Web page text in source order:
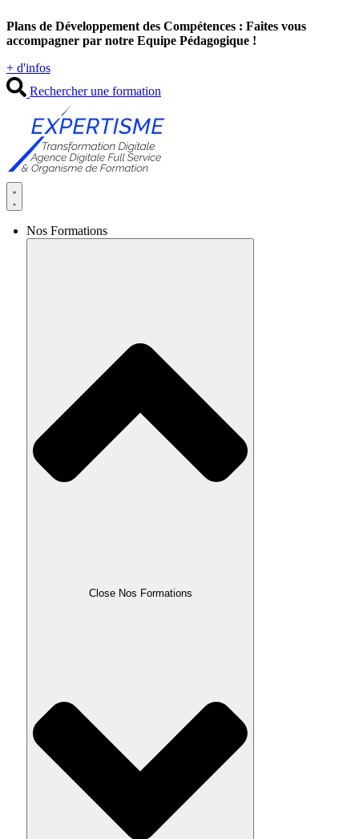
au
contenu
Plans de Développement des Compétences : Faites vous
accompagner par notre Equipe Pédagogique !
+ d'infos
Rechercher une formation
Nos Formations
Close Nos Formations